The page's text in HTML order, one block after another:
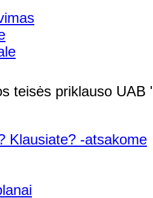
teisės priklauso UAB
Klausiate? -atsakome